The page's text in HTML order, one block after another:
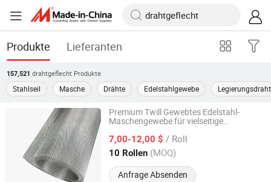
Produkte Lieferanten
157,521 drahtgeflecht Produkte
Stahlseil Masche Drähte Edelstahlgewebe Legierungsdraht
Premium Twill Gewebtes Edelstahl-
Maschengewebe für vielseitige
7,00-12,00 $ / Roll
10 Rollen (MOQ)
Anfrage Absenden
Anping County Tengde Metal Wire Mesh Products Co., Ltd.
Hebei, China Seit 2025